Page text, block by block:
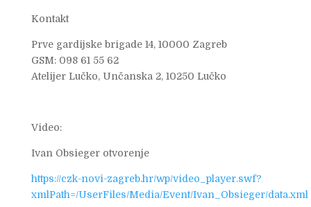
Kontakt
Prve gardijske brigade 14, 10000 Zagreb
GSM: 098 61 55 62
Atelijer Lučko, Unčanska 2, 10250 Lučko
Video:
Ivan Obsieger otvorenje
https://czk-novi-zagreb.hr/wp/video_player.swf?
xmlPath=/UserFiles/Media/Event/Ivan_Obsieger/data.xml